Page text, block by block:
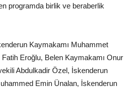
programda birlik ve beraberlik
Kaymakamı Muhammet
Eroğlu, Belen Kaymakamı Onur
Abdulkadir Özel, İskenderun
Emin Ünalan, İskenderun